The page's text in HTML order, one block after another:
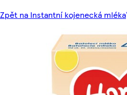
Zpět na Instantní kojenecká mléka